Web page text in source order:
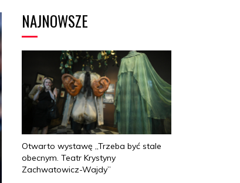
NAJNOWSZE
Otwarto wystawę „Trzeba być stale
obecnym. Teatr Krystyny
Zachwatowicz-Wajdy”